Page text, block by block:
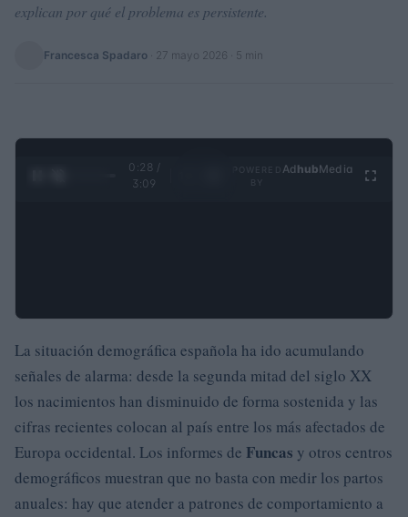
explican por qué el problema es persistente.
Francesca Spadaro 27 mayo 2026 · 5 min
0:29 /
3:09
Ad hubMedia
La situación demográfica española ha ido acumulando
señales de alarma: desde la segunda mitad del siglo XX
los nacimientos han disminuido de forma sostenida y las
cifras recientes colocan al país entre los más afectados de
Europa occidental. Los informes de Funcas y otros centros
demográficos muestran que no basta con medir los partos
anuales: hay que atender a patrones de comportamiento a